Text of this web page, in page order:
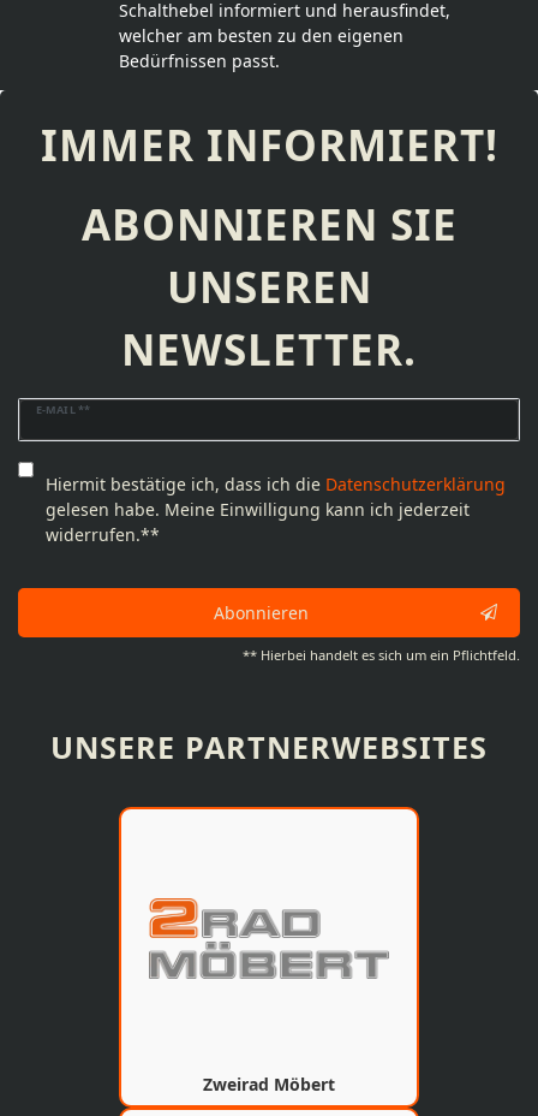
Schalthebel informiert und herausfindet,
welcher am besten zu den eigenen
Bedürfnissen passt.
IMMER INFORMIERT!
ABONNIEREN SIE
UNSEREN
NEWSLETTER.
E-MAIL **
Newsletter
Honig
Hiermit bestätige ich, dass ich die Daten­schutz­erklärung
gelesen habe. Meine Einwilligung kann ich jederzeit
widerrufen.**
Abonnieren
** Hierbei handelt es sich um ein Pflichtfeld.
UNSERE PARTNERWEBSITES
Zweirad Möbert